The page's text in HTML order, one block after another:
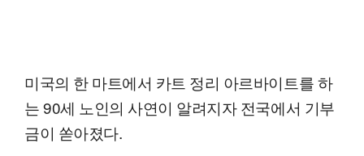
미국의 한 마트에서 카트 정리 아르바이트를 하
는 90세 노인의 사연이 알려지자 전국에서 기부
금이 쏟아졌다.